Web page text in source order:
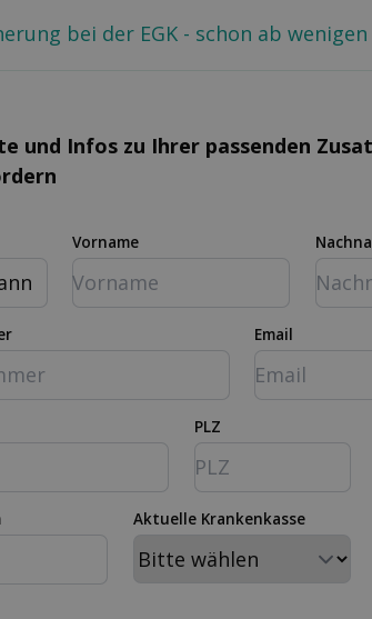
bei der EGK - schon ab
und Infos zu Ihrer passenden
Vorname
Email
PLZ
Aktuelle Krankenkasse